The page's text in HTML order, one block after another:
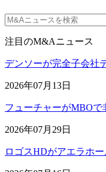
注目のM&Aニュース
デンソーが完全子会社
2026年07月13日
フューチャーがMBOで
2026年07月29日
ロゴスHDがアエラホ